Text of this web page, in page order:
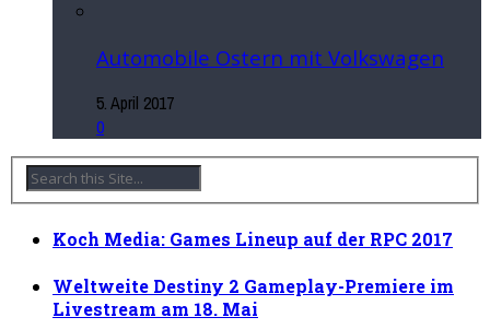
Automobile Ostern mit Volkswagen
5. April 2017
0
Koch Media: Games Lineup auf der RPC 2017
Weltweite Destiny 2 Gameplay-Premiere im
Livestream am 18. Mai